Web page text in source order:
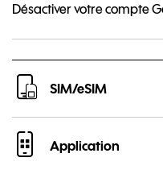
Désactiver votre compte
SIM/eSIM
Application